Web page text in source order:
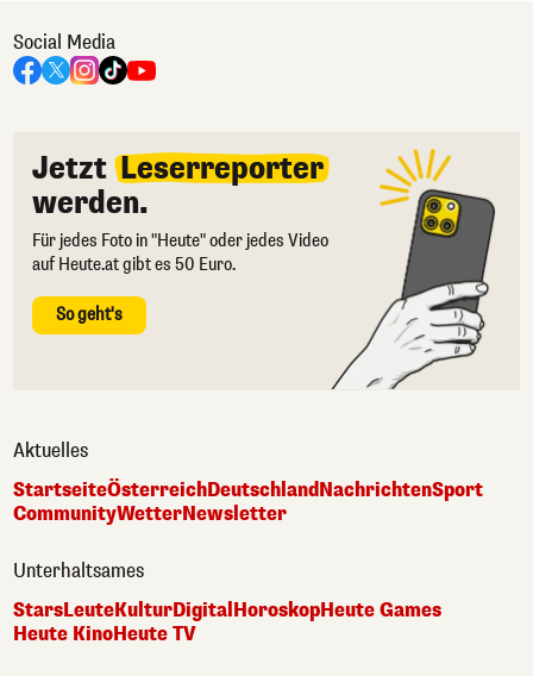
Social Media
Jetzt Leserreporter
werden.
Für jedes Foto in "Heute" oder jedes Video
auf Heute.at gibt es 50 Euro.
So geht's
Aktuelles
StartseiteÖsterreichDeutschlandNachrichtenSport
CommunityWetterNewsletter
Unterhaltsames
StarsLeuteKulturDigital HoroskopHeute Games
Heute KinoHeute TV